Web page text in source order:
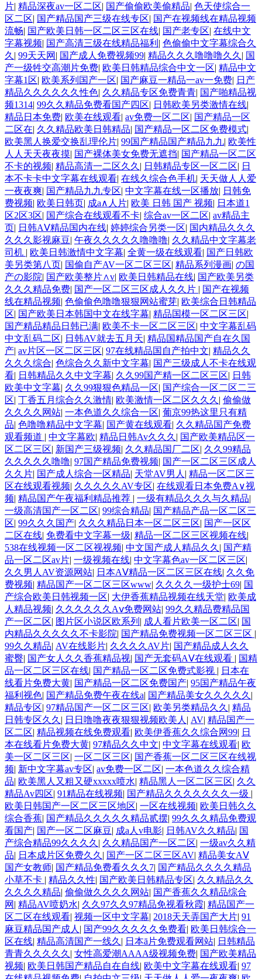
片| 精品深夜av一区二区| 国产偷偷欧美偷精品| 色天使综合一
区二区| 国产精品国产三级在线专区| 国产在视频线在精品视频
流畅| 国产欧美日韩一区二区三区在线| 国产老专区| 在线中文
字幕视频| 国产高清三级在线精品福利 | 色偷偷中文字幕综合久
久 | 99天天网 | 国产成人免费视频99| 精品久久久噜噜噜久久 | 国
产一级牲交高潮片免费| 欧美日韩精品综合中文一区| 精品中文
字幕1区| 欧美系列国产一区| 国产麻豆一精品一av一免费| 日产
精品久久久久久久性色| 久久精品专区免费青青| 国产啪精品视
频1314| 99久久精品免费看国产四区| 日韩欧美另类激情在线|
精品日本免费| 欧美在线观看| av免费一区二区| 国产精品一区
二区在| 久久精品欧美日韩精品| 国产精品一区二区免费模式|
欧美黑人换爱交换乱理伦片| 99国产精品国产精品九九| 欧美性
人人天天夜夜摸| 国产裸体美女免费无遮挡| 国产精品一区二区
不卡的视频| 精品高清一二区久久 | 日韩精品专区一区二区| 日
本不卡卡中文字幕在线观看| 在线久综合色手机| 天天做人人爱
一夜夜爽| 国产精品九九专区| 中文字幕在线一区播放| 日韩免
费视频| 欧美日韩页| 成a∧人片| 欧美 日韩 国产 视频| 日本道1
区2区3区| 国产综合在线观看不卡| 综合av一区二区| av精品主
页| 日韩AⅤ精品国内在线| 婷婷综合另类一区| 国内精品久久久
久久久影视麻豆| 午夜久久久久久噜噜噜| 久久精品中文字幕老
司机 | 欧美日韩激情中文字幕| 全黄一级在线观看| 国产日韩欧
美另类第八页| 国偷自产AV一区二区三区| 精品系列漫画| の国
产の影院| 国产欧美整片∧v| 欧美日韩精品在线| 国产欧美另类
久久久精品免费| 国产一区二区三区成人久久片 | 国产在视频
线在精品视频| 色偷偷色噜噜狠狠网站蜜芽| 欧美综合日韩精品
区| 国产欧美日本韩国中文在线字幕| 精品国模一区二区三区|
国产精品精品日韩已满| 欧美不卡一区二区三区| 中文字幕乱码
中文乱码二区| 日韩AV就去五月天| 精品国精品国产自在久国
产| av片区一区二区三区| 97在线精品国自产拍中文| 精品久久
久久久综合| 色综合久久新中文字幕| 国产三级成人不卡在线观
看| 日韩精品久久中文字幕| 久久99国产精一区二区三区| 日韩
欧美中文字幕| 久久99狠狠色精品一区| 国产综合一区二区二三
区| 丁香五月综合久久激情| 欧美激情一区二区久久久 | 偷偷做
久久久久网站| 一本色道久久综合一区| 葡京99热这里只有精
品| 色噜噜精品中文字幕| 国产黄在线观看| 久久精品国产免费
观看频道 | 中文字幕欧| 精品日韩Av久久久 | 国产欧美精品区一
区二区三区| 新国产三级视频| 久久精品国厂二区| 久久99精品
久久久久久噜噜| 97国产精品免费视频| 国产一区二区三区成人
久久片| 国产成人综合一区精品| 天堂AV男人 | 精品一区二区三
区在线观看视频| 久久久久久AV专区| 在线观看日本免费A∨视
频| 精品国产午夜福利精品推荐 | 一级有精品久久久与久精品|
一级高清国产一区二区| 99综合精品| 国产精品产品一区二区三
区| 99久久久国产| 久久久精品日本一区二区三区| 国产一区区
二区在线| 免费看中文字幕一级| 精品一区二区三区视频在线|
538在线视频一区二区视视频| 中文国产成人精品久久 | 国产精
品一区二区av片| 一级视频在线| 中文字幕色av一区二区三区|
久久男人AV资源网站| 日本AⅤ精品一区二区三区在线| 久久免
费视频| 精品国产一区二区三区www| 久久久久一级护士69| 国
产综合欧美日韩视频一区| 大伊香蕉精品视频在线天堂| 欧美成
人精品视频| 久久久久久久Aⅴ免费网站| 99久久精品费精品国
产一区二区| 图片区小说区欧系列 | 成人看片欧美一区二区| 国
内精品久久久久久不卡影院| 国产精品免费视频一区二区三区 |
99久久精品| AV在线影片| 久久久久AV片| 国产精品成人久久
蜜臀| 国产女人久久香蕉精品视| 国产无套码AⅤ在线观看 | 国精
品一区二区三区在线| 国产精品一区二区免费式影视 | 日本在
线看片免费大黄| 国产精品一区二区免费国产| 95国产精品午夜
福利视色| 国产精品免费午夜在线a| 国产精品美女久久久久久 |
精品专区| 97精品国产一区二区三区| 欧美另类精品久久 | 精品
日韩专区久久 | 日日噜噜夜夜狠狠视频欧美人 | AV| 精品国产一
区二区| 精品视频在线免费观看| 欧美伊香蕉久久综合网99| 日
本在线看片免费大黄| 97精品久久中文| 中文字幕在线观看| 欧
美一区二区三区| 一区二区三区| 国产香蕉一区二区三区在线视
频| 新中文字幕av专区| av免费一区二区| 一本色道久久综合精
品| 欧美黑人又粗又硬xxxxx喷水| 精品黑人一区二区三区| 久久
精品Av四区| 91精品在线视频| 国产精品久久久久久久久一级 |
欧美日韩国产一区二区三区地区| 一区在线视频| 欧美日韩久久
综合香蕉| 国产精品久久久久久精品贰摆| 99久久久精品免费观
看国产| 国产一区二区麻豆| 成a人v电影| 日韩AV久久精品| 国
产综合精品99久久久久 | 久久精品国产一区二区| 一级av久久精
品| 日本成片区免费久久 | 国产一区二区三区AV| 精品美女AⅤ
国产女教师| 国产精品免费看久久久7| 国产精品久久久久精品
小草不卡 | 精品久久性| 国产欧美日韩精品专区| 久久精品久久
久久久久精品| 偷偷做久久久久网站| 国产香蕉久久精品综合
网 | 精品AV喷奶水| 久久97久久97精品免视看秋霞| 精品国产一
区二区在线观看| 视频一区中文字幕| 2018天天弄国产大片| 91
麻豆精品国产成人 | 国产99久久久久久免费看| 欧美日韩综合一
区在线| 精品高清国产一线久 | 日本ā片免费观看网站| 日韩精品
青青久久久久久 | 女性高爱潮AAAA级视频免费| 国产欧美精品
视频| 欧美日韩国产精品自在自线| 欧美中文字幕在线观看| 97